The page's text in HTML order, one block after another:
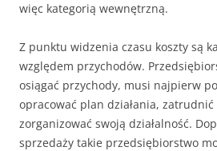
więc kategorią wewnętrzną.
Z punktu widzenia czasu koszty są
względem przychodów.
osiągać przychody, musi najpierw
opracować plan działania,
zorganizować swoją działalność.
sprzedaży takie przedsiębiorstwo